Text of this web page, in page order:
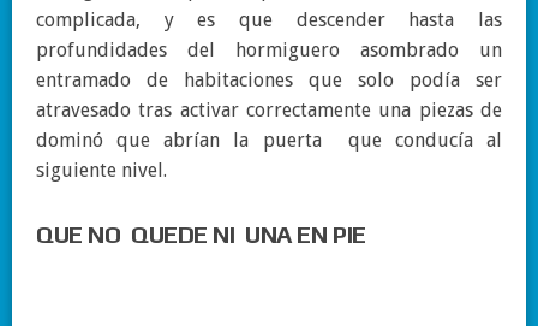
complicada, y es que descender hasta las
profundidades del hormiguero asombrado un
entramado de habitaciones que solo podía ser
atravesado tras activar correctamente una piezas de
dominó que abrían la puerta que conducía al
siguiente nivel.
QUE NO QUEDE NI UNA EN PIE